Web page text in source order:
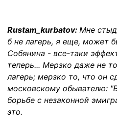
Rustam_kurbatov: Мне
б не лагерь, я еще, может
Собянина - все-таки
теперь... Мерзко даже не
лагерь; мерзко то, что он
московскому обывателю:
борьбе с незаконной
это.